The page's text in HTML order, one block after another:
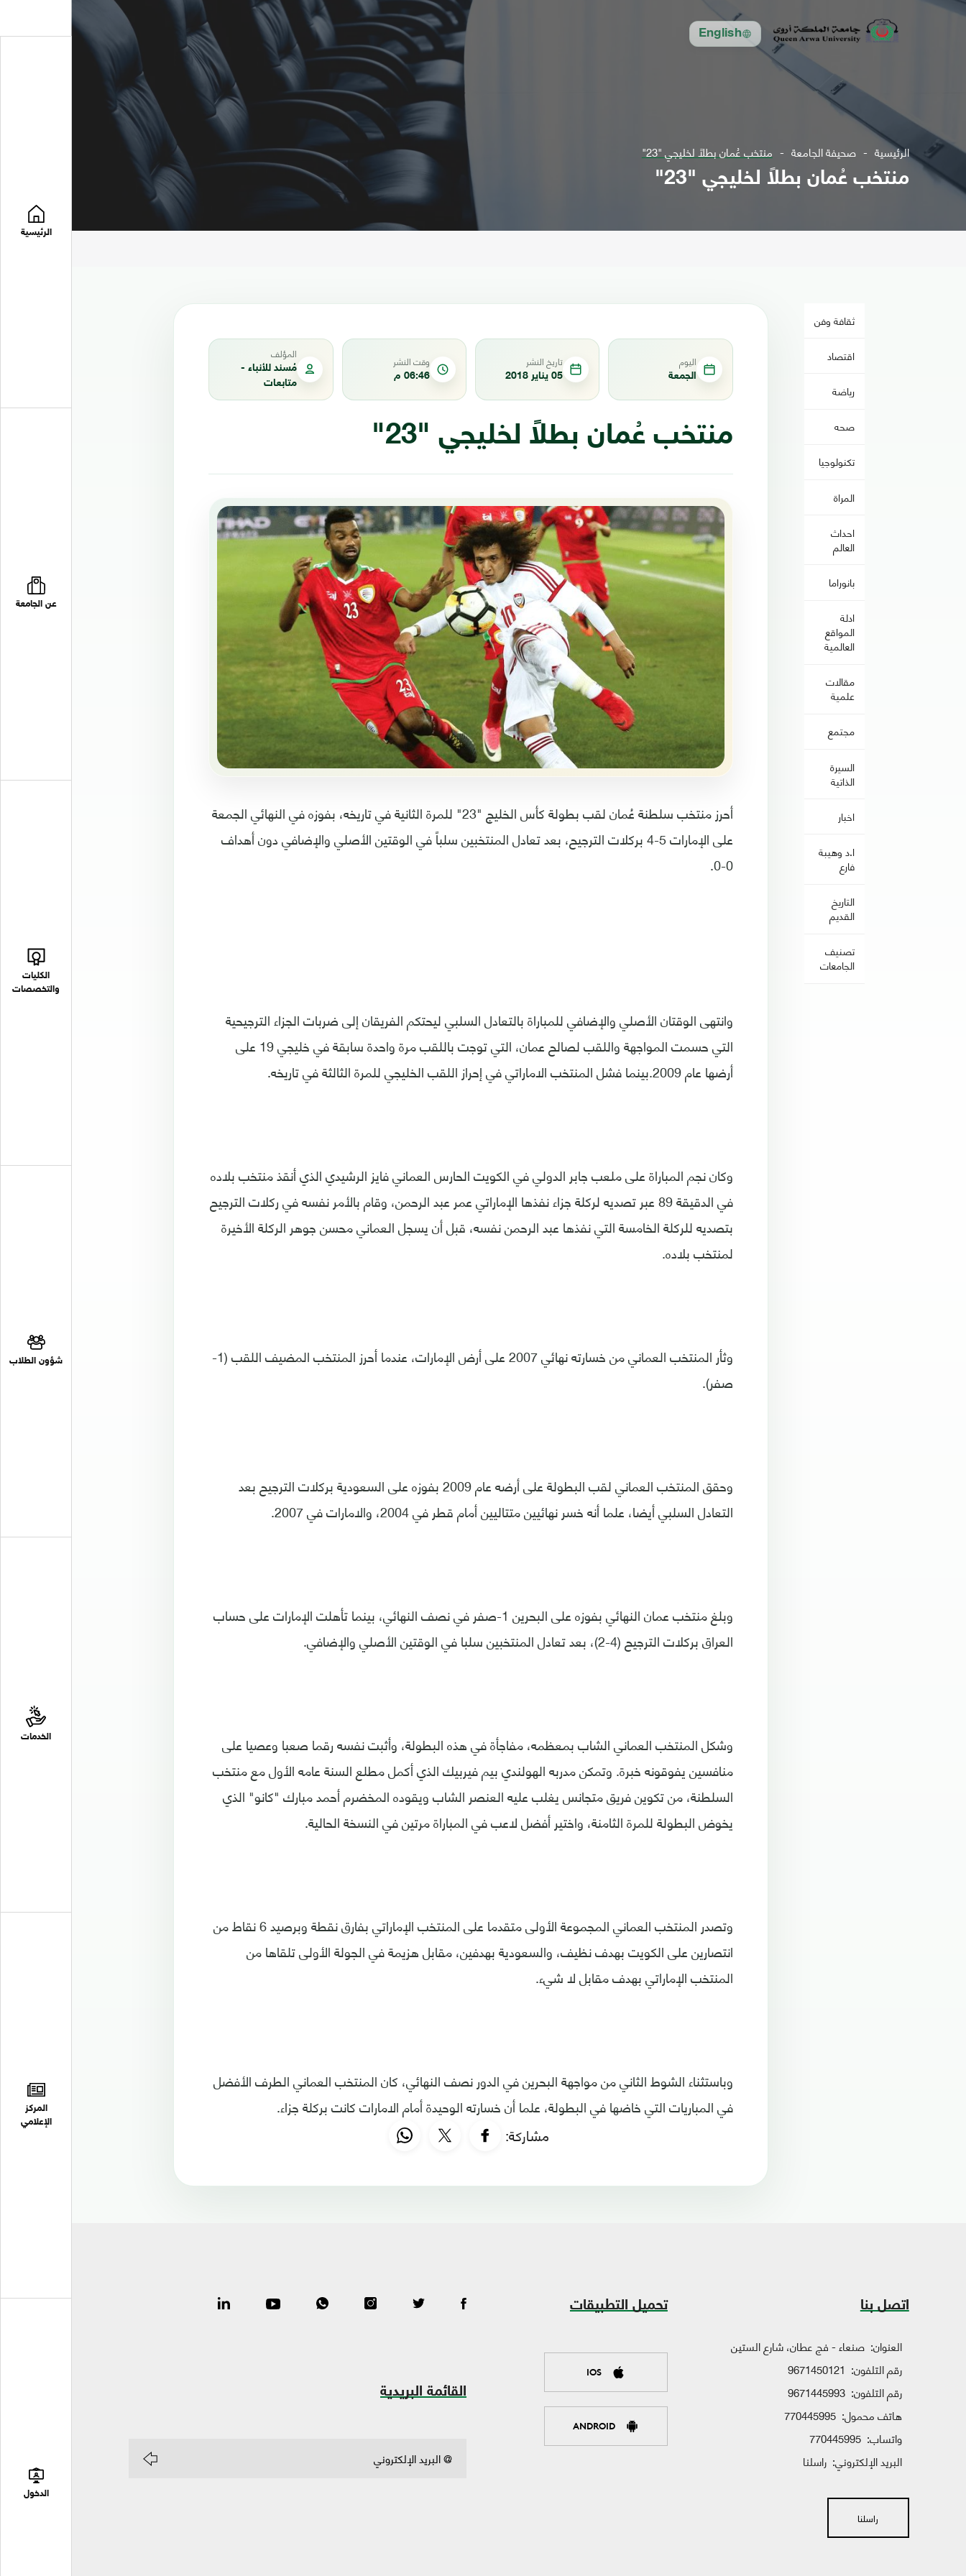
English
الرئيسية
عن الجامعة
الكليات
والتخصصات
شؤون الطلاب
الخدمات
المركز
الإعلامي
الدخول
الرئيسية صحيفة الجامعة منتخب عُمان بطلاً لخليجي "23"
منتخب عُمان بطلاً لخليجي "23"
ثقافة وفن
اقتصاد
رياضة
صحه
تكنولوجيا
المراة
احداث
العالم
بانوراما
ادلة
المواقع
العالمية
مقالات
علمية
مجتمع
السيرة
الذاتية
اخبار
ا.د وهيبة
فارع
التاريخ
القديم
تصنيف
الجامعات
اليوم
الجمعة
تاريخ النشر
05 يناير 2018
وقت النشر
06:46 م
المؤلف
مُسند للأنباء -
متابعات
منتخب عُمان بطلاً لخليجي "23"
أحرز منتخب سلطنة عُمان لقب بطولة كأس الخليج "23" للمرة الثانية في تاريخه، بفوزه في النهائي الجمعة
على الإمارات 5-4 بركلات الترجيح، بعد تعادل المنتخبين سلباً في الوقتين الأصلي والإضافي دون أهداف
0-0.
وانتهى الوقتان الأصلي والإضافي للمباراة بالتعادل السلبي ليحتكم الفريقان إلى ضربات الجزاء الترجيحية
التي حسمت المواجهة واللقب لصالح عمان، التي توجت باللقب مرة واحدة سابقة في خليجي 19 على
أرضها عام 2009.بينما فشل المنتخب الاماراتي في إحراز اللقب الخليجي للمرة الثالثة في تاريخه.
وكان نجم المباراة على ملعب جابر الدولي في الكويت الحارس العماني فايز الرشيدي الذي أنقذ منتخب بلاده
في الدقيقة 89 عبر تصديه لركلة جزاء نفذها الإماراتي عمر عبد الرحمن، وقام بالأمر نفسه في ركلات الترجيح
بتصديه للركلة الخامسة التي نفذها عبد الرحمن نفسه، قبل أن يسجل العماني محسن جوهر الركلة الأخيرة
لمنتخب بلاده.
وثأر المنتخب العماني من خسارته نهائي 2007 على أرض الإمارات، عندما أحرز المنتخب المضيف اللقب (1-
صفر).
وحقق المنتخب العماني لقب البطولة على أرضه عام 2009 بفوزه على السعودية بركلات الترجيح بعد
التعادل السلبي أيضا، علما أنه خسر نهائيين متتاليين أمام قطر في 2004، والامارات في 2007.
وبلغ منتخب عمان النهائي بفوزه على البحرين 1-صفر في نصف النهائي، بينما تأهلت الإمارات على حساب
العراق بركلات الترجيح (4-2)، بعد تعادل المنتخبين سلبا في الوقتين الأصلي والإضافي.
وشكل المنتخب العماني الشاب بمعظمه، مفاجأة في هذه البطولة، وأثبت نفسه رقما صعبا وعصيا على
منافسين يفوقونه خبرة. وتمكن مدربه الهولندي بيم فيربيك الذي أكمل مطلع السنة عامه الأول مع منتخب
السلطنة، من تكوين فريق متجانس يغلب عليه العنصر الشاب ويقوده المخضرم أحمد مبارك "كانو" الذي
يخوض البطولة للمرة الثامنة، واختير أفضل لاعب في المباراة مرتين في النسخة الحالية.
وتصدر المنتخب العماني المجموعة الأولى متقدما على المنتخب الإماراتي بفارق نقطة وبرصيد 6 نقاط من
انتصارين على الكويت بهدف نظيف، والسعودية بهدفين، مقابل هزيمة في الجولة الأولى تلقاها من
المنتخب الإماراتي بهدف مقابل لا شيء.
وباستثناء الشوط الثاني من مواجهة البحرين في الدور نصف النهائي، كان المنتخب العماني الطرف الأفضل
في المباريات التي خاضها في البطولة، علما أن خسارته الوحيدة أمام الامارات كانت بركلة جزاء.
مشاركة:
اتصل بنا
العنوان: صنعاء - فج عطان، شارع الستين
رقم التلفون: 9671450121
رقم التلفون: 9671445993
هاتف محمول: 770445995
واتساب: 770445995
البريد الإلكتروني: راسلنا
راسلنا
تحميل التطبيقات
IOS
ANDROID
القائمة البريدية